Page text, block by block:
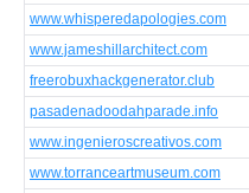
www.whisperedapologies.com
www.jameshillarchitect.com
freerobuxhackgenerator.club
pasadenadoodahparade.info
www.ingenieroscreativos.com
www.torranceartmuseum.com